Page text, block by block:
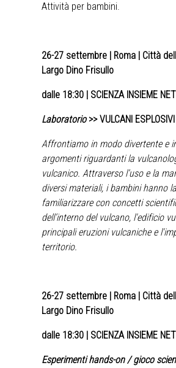
Attività per bambini.
26-27 settembre | Roma | Città
Largo Dino Frisullo
dalle 18:30 | SCIENZA INSIEME NET
Laboratorio >> VULCANI ESPLOSIVI
Affrontiamo in modo divertente e
argomenti riguardanti la
vulcanico. Attraverso l’uso e la
diversi materiali, i bambini hanno
familiarizzare con concetti
dell’interno del vulcano, l'edificio
principali eruzioni vulcaniche e
territorio.
26-27 settembre | Roma | Città
Largo Dino Frisullo
dalle 18:30 | SCIENZA INSIEME NET
Esperimenti hands-on / gioco